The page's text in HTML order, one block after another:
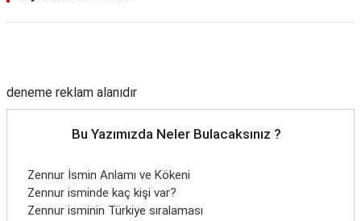
deneme reklam alanıdır
Bu Yazımızda Neler Bulacaksınız ?
Zennur İsmin Anlamı ve Kökeni
Zennur isminde kaç kişi var?
Zennur isminin Türkiye sıralaması